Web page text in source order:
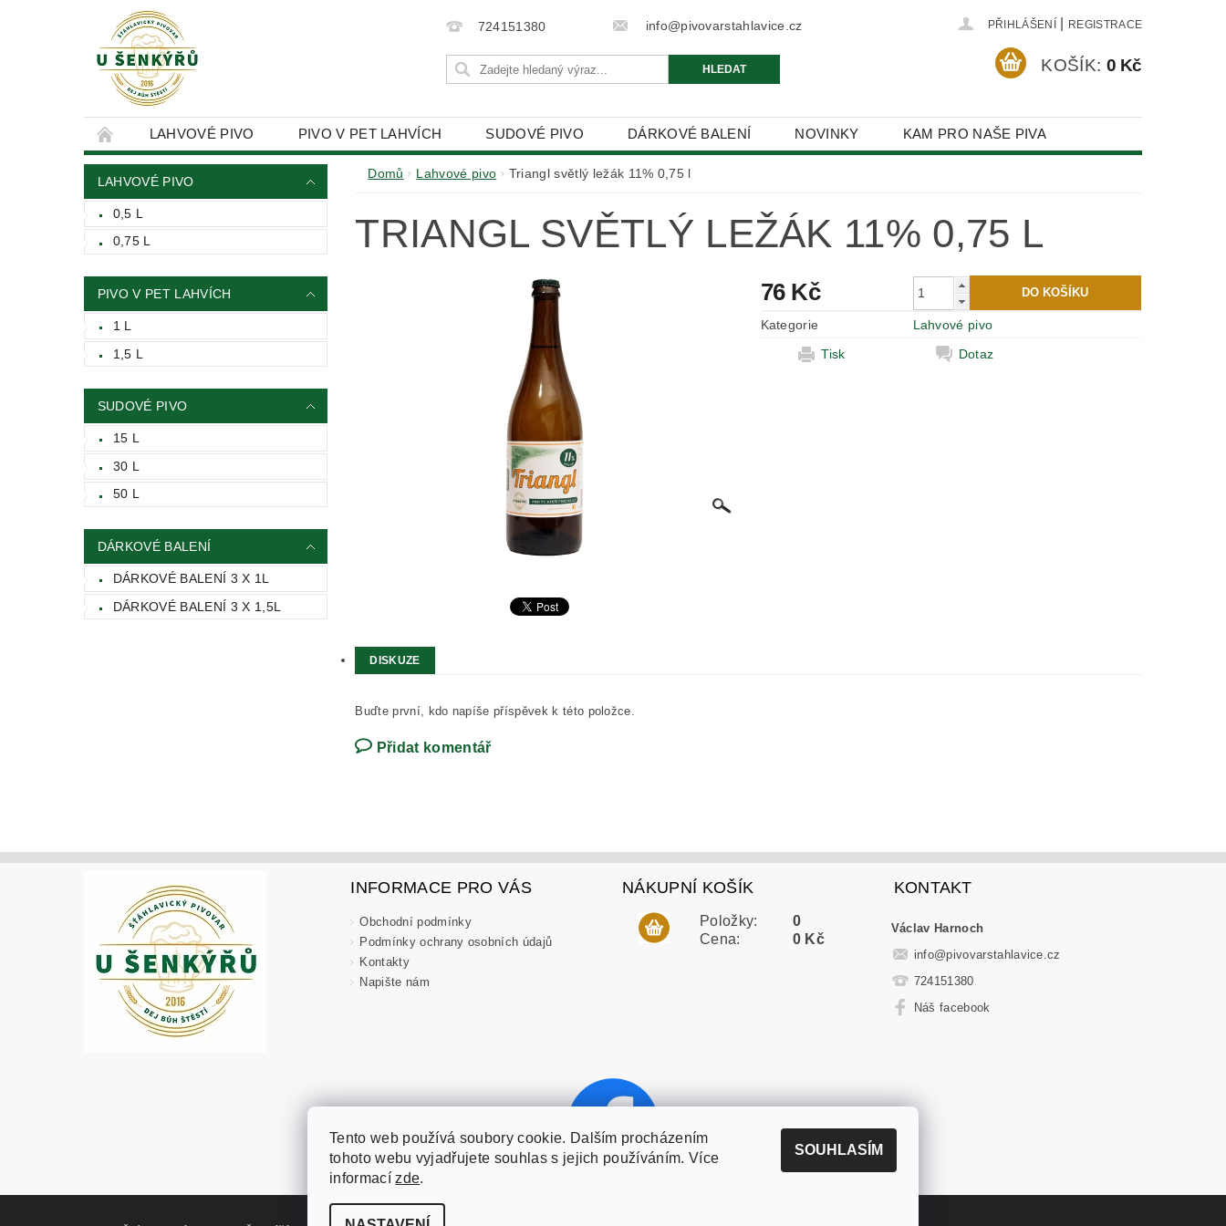
724151380 info@pivovarstahlavice.cz PŘIHLÁŠENÍ REGISTRACE
KOŠÍK: 0 Kč
LAHVOVÉ PIVO PIVO V PET LAHVÍCH SUDOVÉ PIVO DÁRKOVÉ BALENÍ NOVINKY KAM PRO NAŠE PIVA
KONTAKTY OBCHODNÍ PODMÍNKY PODMÍNKY OCHRANY OSOBNÍCH ÚDAJŮ
LAHVOVÉ PIVO
0,5 L
0,75 L
PIVO V PET LAHVÍCH
1 L
1,5 L
SUDOVÉ PIVO
15 L
30 L
50 L
DÁRKOVÉ BALENÍ
DÁRKOVÉ BALENÍ 3 X 1L
DÁRKOVÉ BALENÍ 3 X 1,5L
Domů Lahvové pivo Triangl světlý ležák 11% 0,75 l
TRIANGL SVĚTLÝ LEŽÁK 11% 0,75 L
76 Kč
Kategorie
Lahvové pivo
Tisk
Dotaz
DISKUZE
Buďte první, kdo napíše příspěvek k této položce.
Přidat komentář
INFORMACE PRO VÁS
Obchodní podmínky
Podmínky ochrany osobních údajů
Kontakty
Napište nám
NÁKUPNÍ KOŠÍK
Položky:
Cena:
0
0 Kč
KONTAKT
Václav Harnoch
info@pivovarstahlavice.cz
724151380
Náš facebook
Tento web používá soubory cookie. Dalším procházením
tohoto webu vyjadřujete souhlas s jejich používáním. Více
informacízde.
SOUHLASÍM